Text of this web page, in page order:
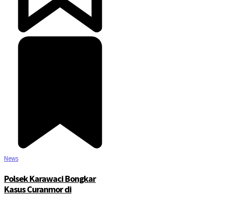
News
Polsek Karawaci Bongkar
Kasus Curanmor di